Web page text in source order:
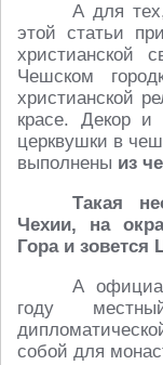
А для
этой статьи
христианской
Чешском
христианской
красе. Декор и
церквушки в
выполнены из
Такая
Чехии, на
Гора и зовется
А
году
собой для